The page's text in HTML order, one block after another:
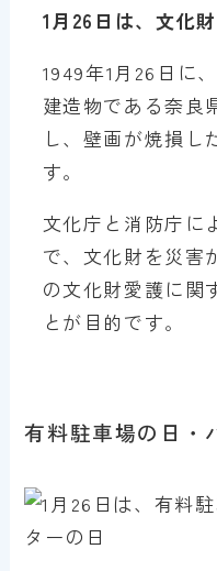
1月26日は、文化
1949年1月26日に
建造物である奈良
し、壁画が焼損し
す。
文化庁と消防庁に
で、文化財を災害
の文化財愛護に関
とが目的です。
有料駐車場の日・